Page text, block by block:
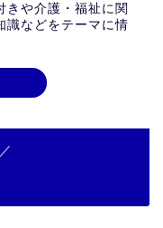
きや介護・福祉に関
識などをテーマに情